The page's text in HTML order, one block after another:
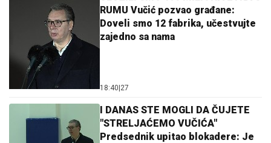
RUMU Vučić pozvao građane:
Doveli smo 12 fabrika, učestvujte
zajedno sa nama
18:40|27
I DANAS STE MOGLI DA ČUJETE
"STRELJAĆEMO VUČIĆA"
Predsednik upitao blokadere: Je